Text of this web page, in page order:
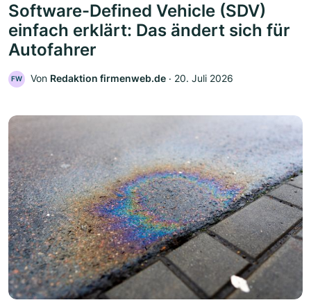
Software-Defined Vehicle (SDV)
einfach erklärt: Das ändert sich für
Autofahrer
FW Von Redaktion firmenweb.de ‧ 20. Juli 2026